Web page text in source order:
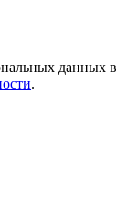
данных в
.